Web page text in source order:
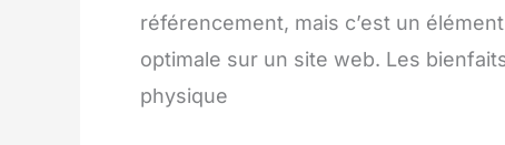
référencement, mais c’est un
optimale sur un site web. Les
physique